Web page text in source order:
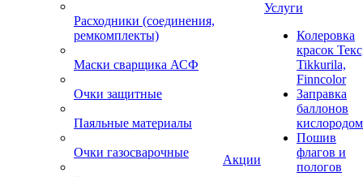
Расходники (соединения,
ремкомплекты)
Маски сварщика АСФ
Очки защитные
Паяльные материалы
Очки газосварочные
Акции
Услуги
Колеровка
красок
Tikkurila,
Finncolor
Заправка
баллонов
кислородом
Пошив
флагов и
пологов